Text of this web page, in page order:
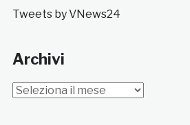
Tweets by VNews24
Archivi
Archivi